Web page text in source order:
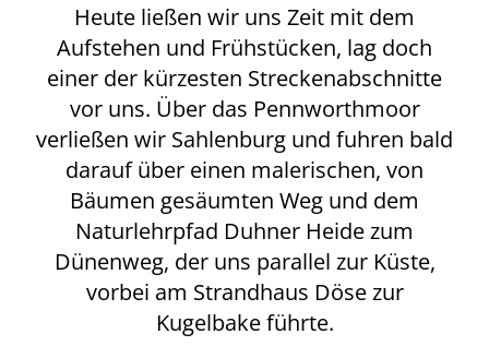
Heute ließen wir uns Zeit mit dem
Aufstehen und Frühstücken, lag doch
einer der kürzesten Streckenabschnitte
vor uns. Über das Pennworthmoor
verließen wir Sahlenburg und fuhren bald
darauf über einen malerischen, von
Bäumen gesäumten Weg und dem
Naturlehrpfad Duhner Heide zum
Dünenweg, der uns parallel zur Küste,
vorbei am Strandhaus Döse zur
Kugelbake führte.